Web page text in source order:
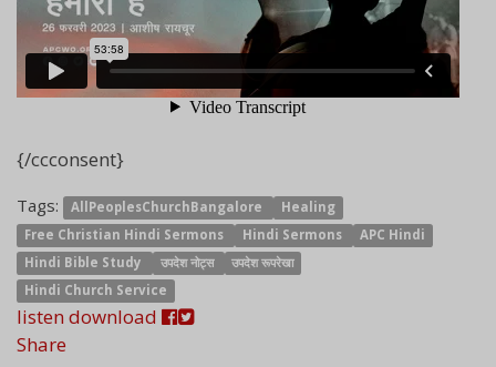
{/ccconsent}
Tags: AllPeoplesChurchBangalore
Healing
Free Christian Hindi Sermons
Hindi Sermons
APC Hindi
Hindi Bible Study
उपदेश नोट्स
उपदेश रूपरेखा
Hindi Church Service
listen download
Share